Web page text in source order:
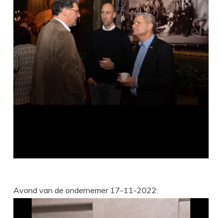
Avond van de ondernemer 17-11-2022: